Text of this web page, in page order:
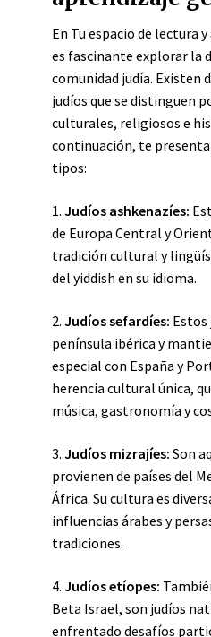
En Tu espacio de lectura
es fascinante explorar la
comunidad judía. Existen
judíos que se distinguen
culturales, religiosos e
continuación, te
tipos:
1. Judíos ashkenazíes:
de Europa Central y
tradición cultural y
del yiddish en su idioma.
2. Judíos sefardíes: Estos
península ibérica y
especial con España y
herencia cultural única,
música, gastronomía y
3. Judíos mizrajíes: Son
provienen de países del
África. Su cultura es
influencias árabes y
tradiciones.
4. Judíos etíopes:
Beta Israel, son judíos
enfrentado desafíos